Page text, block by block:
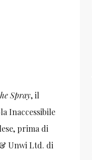
Spray, il
Inaccessibile
prima di
Unwi Ltd. di